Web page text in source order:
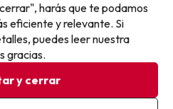
harás que te podamos
eficiente y relevante. Si
puedes leer nuestra
gracias.
y cerrar